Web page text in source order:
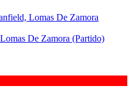
De Zamora (Partido)